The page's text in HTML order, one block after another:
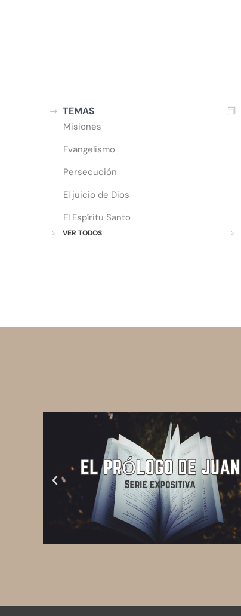
TEMAS
Misiones
Evangelismo
Persecución
El juicio de Dios
El Espíritu Santo
VER TODOS